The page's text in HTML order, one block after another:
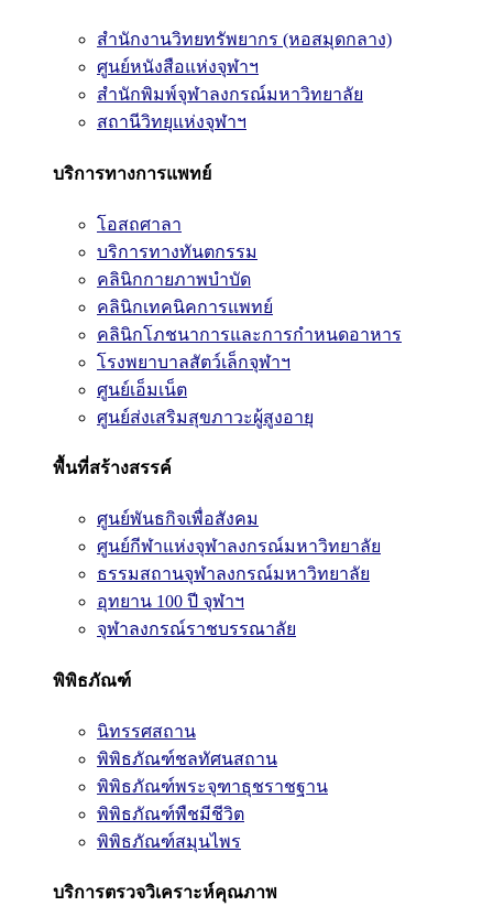
สำนักงานวิทยทรัพยากร (หอสมุดกลาง)
ศูนย์หนังสือแห่งจุฬาฯ
สำนักพิมพ์จุฬาลงกรณ์มหาวิทยาลัย
สถานีวิทยุแห่งจุฬาฯ
บริการทางการแพทย์
โอสถศาลา
บริการทางทันตกรรม
คลินิกกายภาพบำบัด
คลินิกเทคนิคการแพทย์
คลินิกโภชนาการและการกำหนดอาหาร
โรงพยาบาลสัตว์เล็กจุฬาฯ
ศูนย์เอ็มเน็ต
ศูนย์ส่งเสริมสุขภาวะผู้สูงอายุ
พื้นที่สร้างสรรค์
ศูนย์พันธกิจเพื่อสังคม
ศูนย์กีฬาแห่งจุฬาลงกรณ์มหาวิทยาลัย
ธรรมสถานจุฬาลงกรณ์มหาวิทยาลัย
อุทยาน 100 ปี จุฬาฯ
จุฬาลงกรณ์ราชบรรณาลัย
พิพิธภัณฑ์
นิทรรศสถาน
พิพิธภัณฑ์ชลทัศนสถาน
พิพิธภัณฑ์พระจุฑาธุชราชฐาน
พิพิธภัณฑ์พืชมีชีวิต
พิพิธภัณฑ์สมุนไพร
บริการตรวจวิเคราะห์คุณภาพ